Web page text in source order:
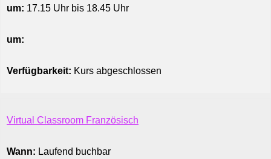
um: 17.15 Uhr bis 18.45 Uhr
um:
Verfügbarkeit: Kurs abgeschlossen
Virtual Classroom Französisch
Wann: Laufend buchbar